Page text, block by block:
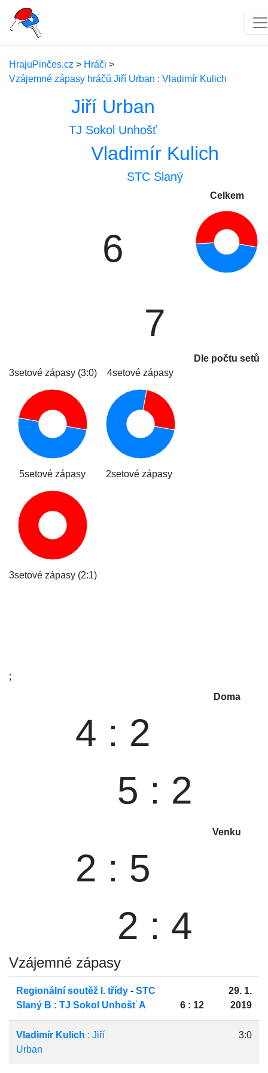
HrajuPinčes.cz > Hráči >
Vzájemné zápasy hráčů Jiří Urban : Vladimír Kulich
Jiří Urban
TJ Sokol Unhošť
Vladimír Kulich
STC Slaný
Celkem
6
7
Dle počtu setů
3setové zápasy (3:0)
4setové zápasy
5setové zápasy 2setové zápasy
3setové zápasy (2:1)
;
Doma
4 : 2
5 : 2
Venku
2 : 5
2 : 4
Vzájemné zápasy
Regionální soutěž I. třídy - STC
Slaný B : TJ Sokol Unhošť A
6 : 12
29. 1.
2019
Vladimír Kulich : Jiří
Urban
3:0